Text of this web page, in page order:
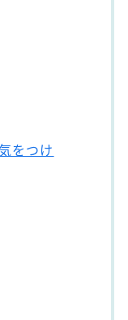
をつけ